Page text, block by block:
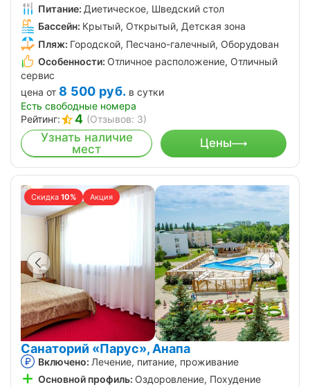
Питание: Диетическое, Шведский стол
Бассейн: Крытый, Открытый, Детская зона
Пляж: Городской, Песчано-галечный, Оборудован
Особенности: Отличное расположение, Отличный
сервис
цена от 8 500 руб. в сутки
Есть свободные номера
Рейтинг:
4 (Отзывов: 3)
Узнать наличие
мест
Цены
Скидка 10% Акция
Санаторий «Парус», Анапа
Включено: Лечение, питание, проживание
Основной профиль: Оздоровление, Похудение